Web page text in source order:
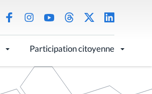
Participation citoyenne